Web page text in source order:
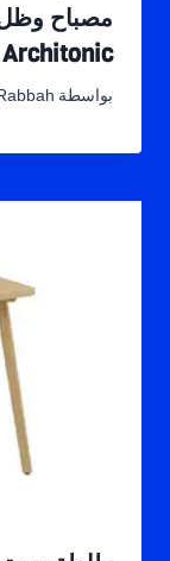
مصباح
Architonic
بواسطة